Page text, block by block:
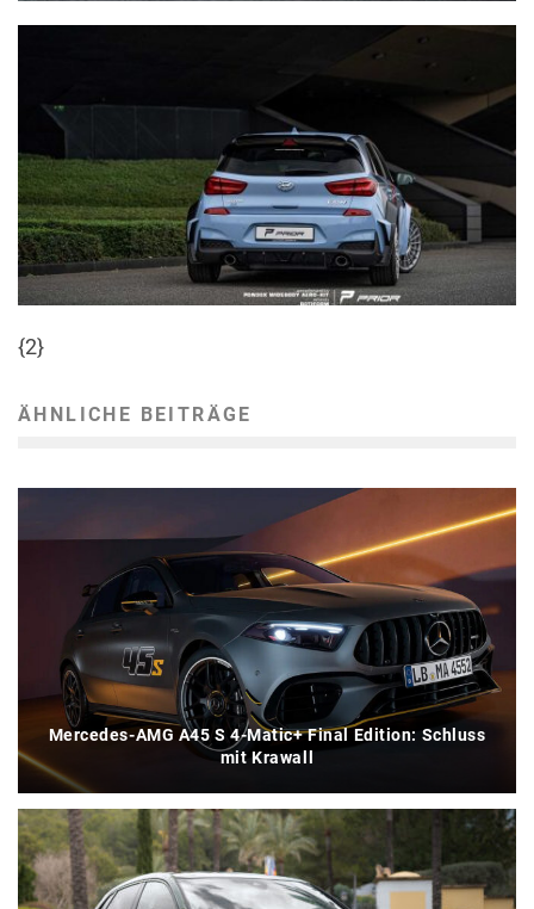
{2}
ÄHNLICHE BEITRÄGE
Mercedes-AMG A45 S 4-Matic+ Final Edition: Schluss
mit Krawall